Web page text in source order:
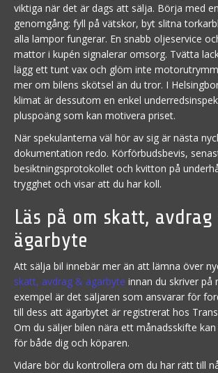
viktiga när det är dags att sälja. Börja med
genomgång: fyll på vätskor, byt slitna
alla lampor fungerar. En snabb oljeservice
mattor i kupén signalerar omsorg. Tvätta
lägg ett tunt vax och glöm inte
mer om bilens skötsel än du tror. I
klimat är dessutom en enkel
pluspoäng som kan motivera priset.
När spekulanterna väl hör av sig är nästa
dokumentation redo. Körförbuds­bevis,
besiktningsprotokollet och kvitton på
trygghet och visar att du har koll.
Läs på om skatt, avdrag
ägarbyte
Att sälja bil innebär mer än att lämna över
skatt, avdrag & ägarbyte innan du skriver på
exempel är det säljaren som ansvarar för
till dess att ägarbytet är registrerat hos
Om du säljer bilen nära ett månadsskifte
för både dig och köparen.
Vidare bör du kontrollera om du har rätt till